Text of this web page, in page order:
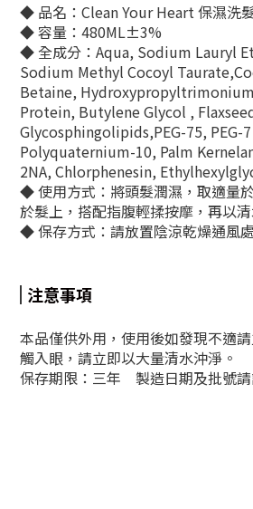
◆ 品名： Clean Your Heart 保濕洗
◆容量：480ML±3%
◆全成分：Aqua, Sodium Lauryl
Sodium Methyl Cocoyl
Betaine,
Protein, Butylene Glycol ,
Glycosphingolipids,PEG-75, PEG-
Polyquaternium-10, Palm
2NA, Chlorphenesin,
◆使用方式：將頭髮潤濕，取適量
於髮上，搭配指腹輕揉按摩，再以
◆保存方式：請放置陰涼乾燥通風
注意事項
本品僅供外用，使用後如發現不適
觸入眼，請立即以大量清水沖淨。
保存期限：三年 製造日期及批號請